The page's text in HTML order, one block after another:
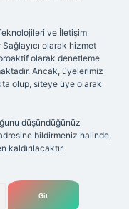
ve İletişim
olarak hizmet
olarak denetleme
Ancak, üyelerimiz
olup, siteye üye olarak
düşündüğünüz
bildirmeniz halinde,